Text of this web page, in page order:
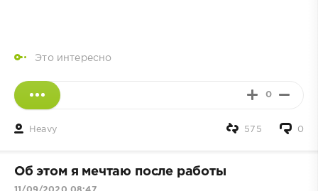
Это интересно
0
Heavy 0
575
Об этом я мечтаю после работы